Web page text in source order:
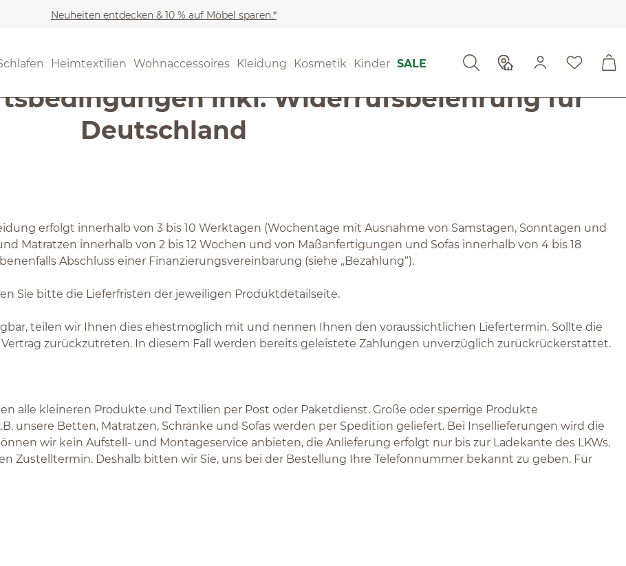
Neuheiten entdecken & 10 % auf Möbel sparen.*
Heimtextilien Wohnaccessoires Kleidung Kosmetik Kinder SALE
inkl. Widerrufsbelehrung für
Deutschland
erfolgt innerhalb von 3 bis 10 Werktagen (Wochentage mit Ausnahme von Samstagen, Sonntagen und
Matratzen innerhalb von 2 bis 12 Wochen und von Maßanfertigungen und Sofas innerhalb von 4 bis 18
Abschluss einer Finanzierungsvereinbarung (siehe „Bezahlung“).
Sie bitte die Lieferfristen der jeweiligen Produktdetailseite.
teilen wir Ihnen dies ehestmöglich mit und nennen Ihnen den voraussichtlichen Liefertermin. Sollte die
zurückzutreten. In diesem Fall werden bereits geleistete Zahlungen unverzüglich zurückrückerstattet.
alle kleineren Produkte und Textilien per Post oder Paketdienst. Große oder sperrige Produkte
unsere Betten, Matratzen, Schränke und Sofas werden per Spedition geliefert. Bei Insellieferungen wird die
wir kein Aufstell- und Montageservice anbieten, die Anlieferung erfolgt nur bis zur Ladekante des LKWs.
Zustelltermin. Deshalb bitten wir Sie, uns bei der Bestellung Ihre Telefonnummer bekannt zu geben. Für